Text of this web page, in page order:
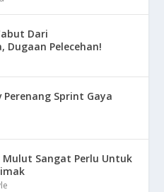
Dari
Dugaan Pelecehan!
Perenang Sprint Gaya
Mulut Sangat Perlu Untuk